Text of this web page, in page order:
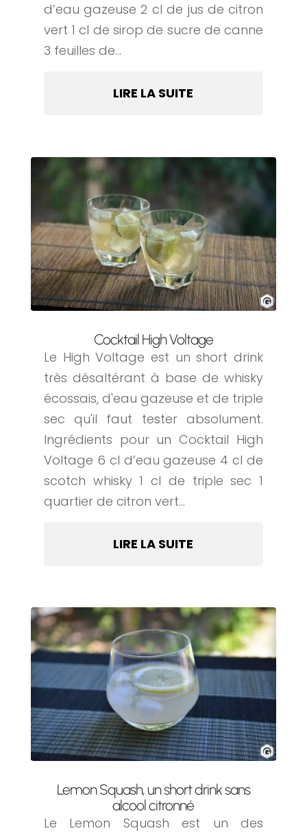
d’eau gazeuse 2 cl de jus de citron
vert 1 cl de sirop de sucre de canne
3 feuilles de...
LIRE LA SUITE
Cocktail High Voltage
Le High Voltage est un short drink
très désaltérant à base de whisky
écossais, d'eau gazeuse et de triple
sec qu'il faut tester absolument.
Ingrédients pour un Cocktail High
Voltage 6 cl d’eau gazeuse 4 cl de
scotch whisky 1 cl de triple sec 1
quartier de citron vert...
LIRE LA SUITE
Lemon Squash, un short drink sans
alcool citronné
Le Lemon Squash est un des